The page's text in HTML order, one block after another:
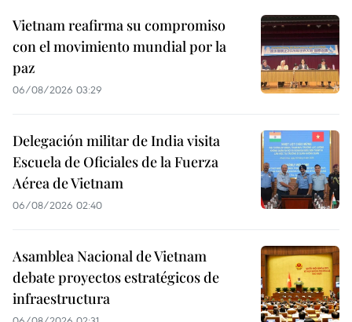
Vietnam reafirma su compromiso
con el movimiento mundial por la
paz
06/08/2026 03:29
Delegación militar de India visita
Escuela de Oficiales de la Fuerza
Aérea de Vietnam
06/08/2026 02:40
Asamblea Nacional de Vietnam
debate proyectos estratégicos de
infraestructura